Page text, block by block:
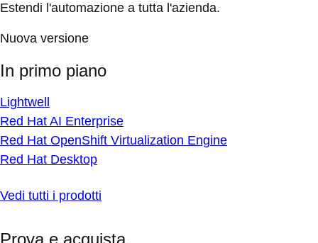
Estendi l'automazione a tutta l'azienda.
Nuova versione
In primo piano
Lightwell
Red Hat AI Enterprise
Red Hat OpenShift Virtualization Engine
Red Hat Desktop
Vedi tutti i prodotti
Prova e acquista